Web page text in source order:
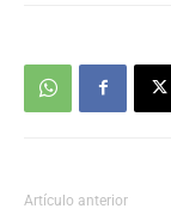
Artículo anterior